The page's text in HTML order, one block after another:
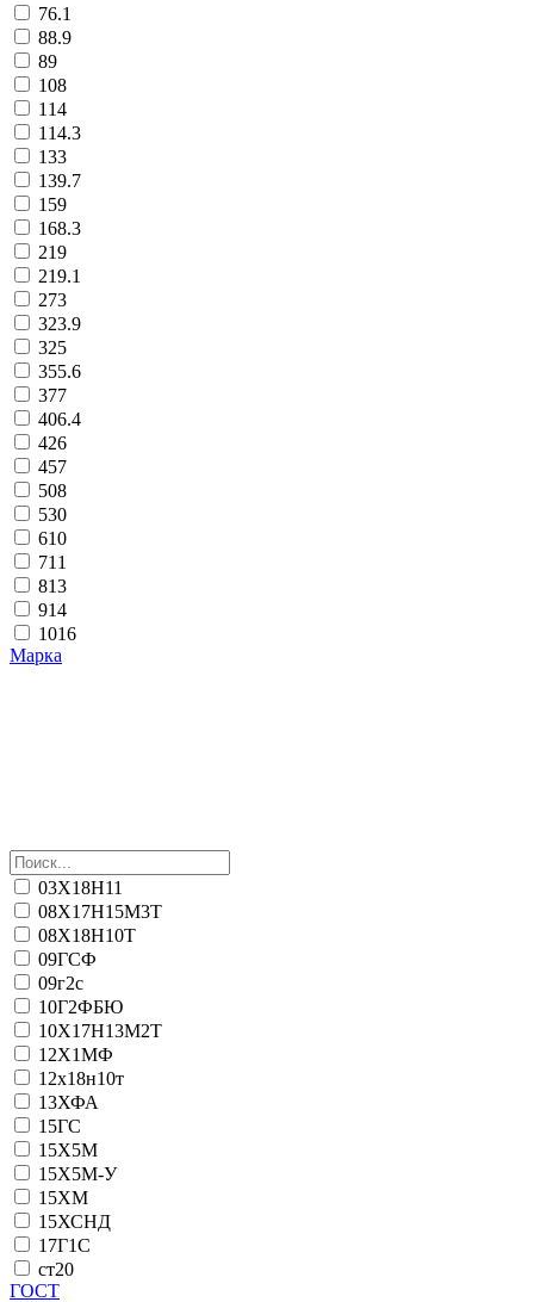
76.1
88.9
89
108
114
114.3
133
139.7
159
168.3
219
219.1
273
323.9
325
355.6
377
406.4
426
457
508
530
610
711
813
914
1016
Марка
03Х18Н11
08Х17Н15М3Т
08Х18Н10Т
09ГСФ
09г2с
10Г2ФБЮ
10Х17Н13М2Т
12Х1МФ
12х18н10т
13ХФА
15ГС
15Х5М
15Х5М-У
15ХМ
15ХСНД
17Г1С
ст20
ГОСТ